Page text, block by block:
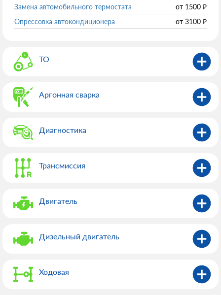
Замена автомобильного термостата
от 1500 ₽
Опрессовка автокондиционера
от 3100 ₽
ТО
Аргонная сварка
Диагностика
Трансмиссия
Двигатель
Дизельный двигатель
Ходовая